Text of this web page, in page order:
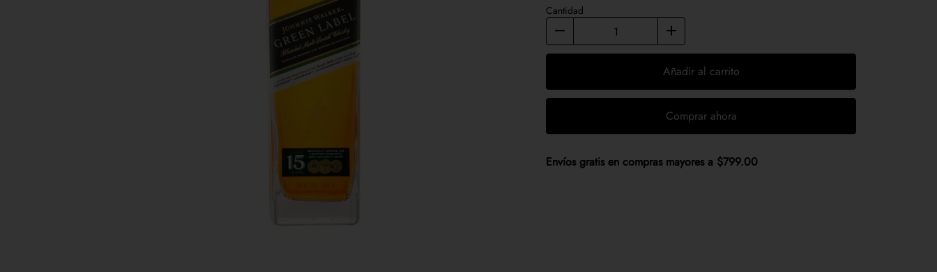
Cantidad
Añadir al carrito
Comprar ahora
Envíos gratis en compras mayores a $799.00